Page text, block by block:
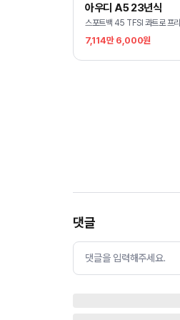
아우디 A5 23년식
스포트백 45 TFSI 콰트로 프
7,114만 6,000원
댓글
댓글을 입력해주세요.